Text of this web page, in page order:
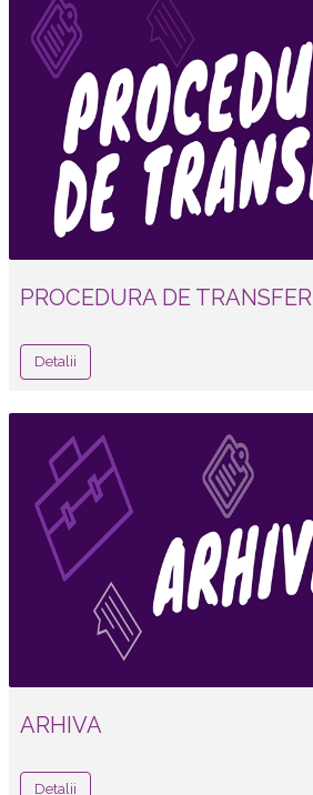
PROCEDURA DE TRANSFER
Detalii
ARHIVA
Detalii